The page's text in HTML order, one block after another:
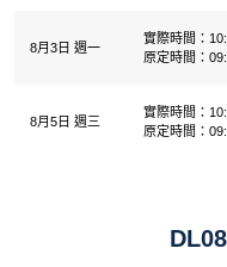
8月3日 週一
實際時間：
原定時間：
8月5日 週三
實際時間：
原定時間：